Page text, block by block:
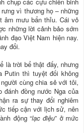
vì thương họ – những
âm mưu bẩn thỉu. Cái vỏ
những lời cảnh bảo sớm
đạo Việt Nam hiện nay.
đổi.
là trời bể thật đấy, nhưng
Putin thì tuyệt đối không
cùng chia sẻ với tôi,
đánh đồng nước Nga của
ra sự thay đổi nghiêm
tiếp cận với lịch sử, nên
động “lạc điệu” ở mức